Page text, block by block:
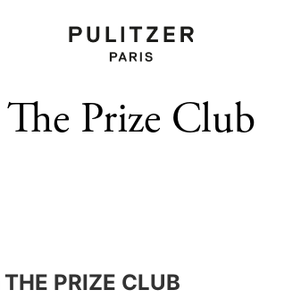
The Prize Club
PRIZE CLUB